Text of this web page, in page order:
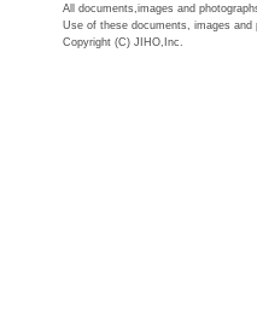
All documents,images and
Use of these documents, images and
Copyright (C) JIHO,Inc.